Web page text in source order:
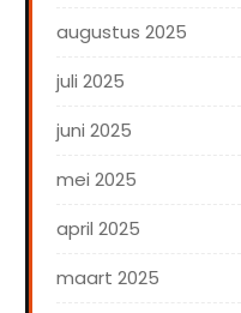
augustus 2025
juli 2025
juni 2025
mei 2025
april 2025
maart 2025